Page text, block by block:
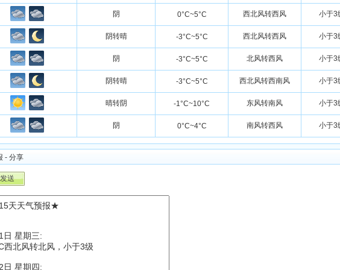
阴 0°C~5°C 西北风转西风 小于3
阴转晴 -3°C~5°C 西北风转西风 小于3
阴 -3°C~5°C 北风转西风 小于3
阴转晴 -3°C~5°C 西北风转西南风 小于3
晴转阴 -1°C~10°C 东风转南风 小于3
阴 0°C~4°C 南风转西风 小于3
- 分享